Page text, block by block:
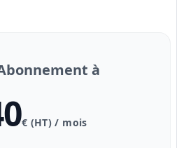
à
€ (HT) / mois